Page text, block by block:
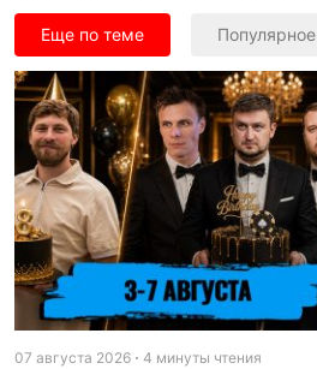
Еще по теме Популярное
07 августа 2026 4 минуты чтения